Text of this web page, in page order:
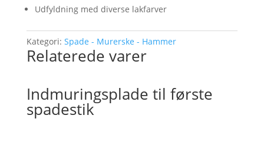
Udfyldning med diverse lakfarver
Kategori: Spade - Murerske - Hammer
Relaterede varer
Indmuringsplade til første
spadestik